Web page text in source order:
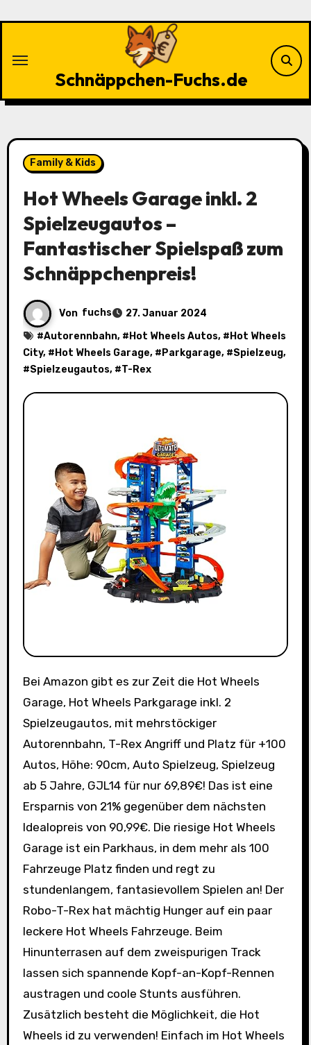
Schnäppchen-Fuchs.de
Family & Kids
Hot Wheels Garage inkl. 2
Spielzeugautos –
Fantastischer Spielspaß zum
Schnäppchenpreis!
Von fuchs
27. Januar 2024
#Autorennbahn, # Hot Wheels Autos, # Hot Wheels
City, # Hot Wheels Garage, # Parkgarage, #Spielzeug,
#Spielzeugautos, #T-Rex
Bei Amazon gibt es zur Zeit die Hot Wheels
Garage, Hot Wheels Parkgarage inkl. 2
Spielzeugautos, mit mehrstöckiger
Autorennbahn, T-Rex Angriff und Platz für +100
Autos, Höhe: 90cm, Auto Spielzeug, Spielzeug
ab 5 Jahre, GJL14 für nur 69,89€! Das ist eine
Ersparnis von 21% gegenüber dem nächsten
Idealopreis von 90,99€. Die riesige Hot Wheels
Garage ist ein Parkhaus, in dem mehr als 100
Fahrzeuge Platz finden und regt zu
stundenlangem, fantasievollem Spielen an! Der
Robo-T-Rex hat mächtig Hunger auf ein paar
leckere Hot Wheels Fahrzeuge. Beim
Hinunterrasen auf dem zweispurigen Track
lassen sich spannende Kopf-an-Kopf-Rennen
austragen und coole Stunts ausführen.
Zusätzlich besteht die Möglichkeit, die Hot
Wheels id zu verwenden! Einfach im Hot Wheels